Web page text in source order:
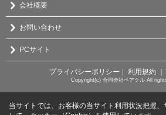
会社概要
お問い合わせ
PCサイト
プライバシーポリシー ｜ 利用規約
Copyright(c) 合同会社ベアクル All
当サイトでは、お客様の当サイト利用状況把握、